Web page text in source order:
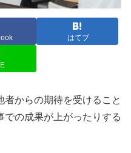
はてブ
者からの期待を受けること
での成果が上がったりする